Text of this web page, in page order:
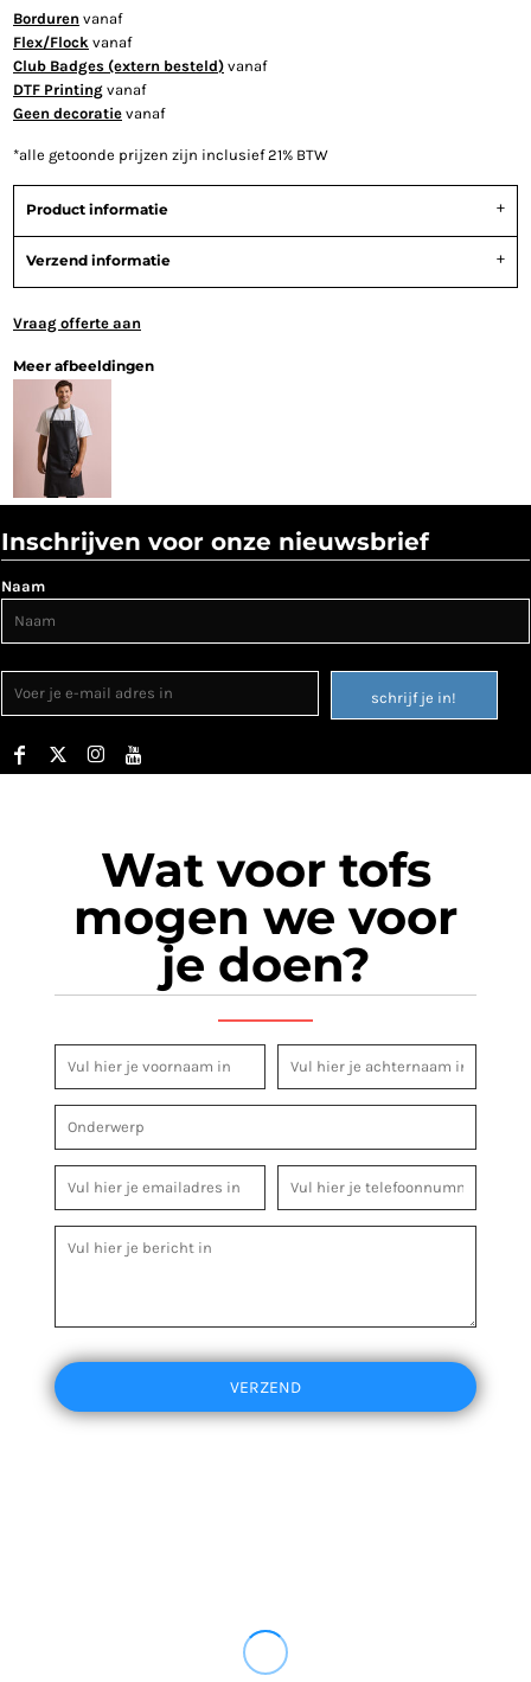
Borduren vanaf
Flex/Flock vanaf
Club Badges (extern besteld) vanaf
DTF Printing vanaf
Geen decoratie vanaf
*alle getoonde prijzen zijn inclusief 21% BTW
Product informatie
Verzend informatie
Vraag offerte aan
Meer afbeeldingen
Inschrijven voor onze nieuwsbrief
Naam
schrijf je in!
Wat voor tofs
mogen we voor
je doen?
VERZEND